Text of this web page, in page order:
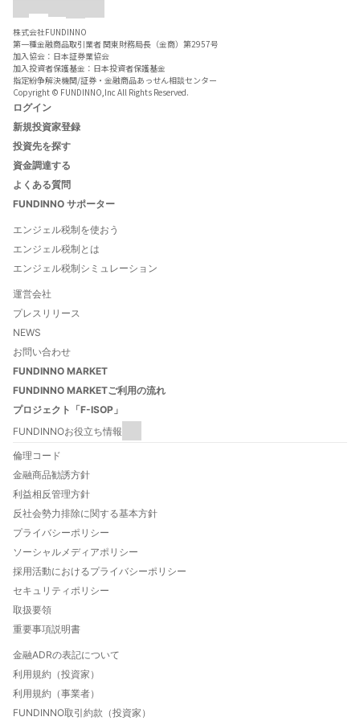
株式会社FUNDINNO
第一種金融商品取引業者 関東財務局長（金商）第2957号
加入協会：日本証券業協会
加入投資者保護基金：日本投資者保護基金
指定紛争解決機関/証券・金融商品あっせん相談センター
Copyright © FUNDINNO,Inc All Rights Reserved.
ログイン
新規投資家登録
投資先を探す
資金調達する
よくある質問
FUNDINNO サポーター
エンジェル税制を使おう
エンジェル税制とは
エンジェル税制シミュレーション
運営会社
プレスリリース
NEWS
お問い合わせ
FUNDINNO MARKET
FUNDINNO MARKETご利用の流れ
プロジェクト「F-ISOP」
FUNDINNOお役立ち情報
FUNDINNOとは
FUNDINNOご利用ガイド
数字でわかるFUNDINNO
法人口座開設について
FUNDINNO型新株予約権とは
特定投資家制度について
自己資本規制比率について
投資家向け優待と特典のご案内
FUNDINNO HOT THEMES
倫理コード
金融商品勧誘方針
利益相反管理方針
反社会勢力排除に関する基本方針
プライバシーポリシー
ソーシャルメディアポリシー
採用活動におけるプライバシーポリシー
セキュリティポリシー
取扱要領
重要事項説明書
金融ADRの表記について
利用規約（投資家）
利用規約（事業者）
FUNDINNO取引約款（投資家）